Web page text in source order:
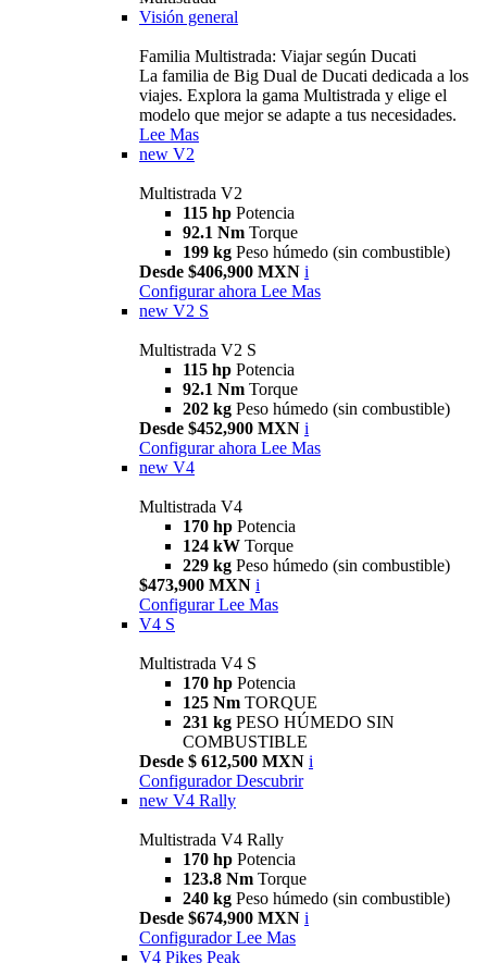
Visión general
Familia Multistrada: Viajar según Ducati
La familia de Big Dual de Ducati dedicada a los
viajes. Explora la gama Multistrada y elige el
modelo que mejor se adapte a tus necesidades.
Lee Mas
new V2
Multistrada V2
115 hp Potencia
92.1 Nm Torque
199 kg Peso húmedo (sin combustible)
Desde $406,900 MXN i
Configurar ahora Lee Mas
new V2 S
Multistrada V2 S
115 hp Potencia
92.1 Nm Torque
202 kg Peso húmedo (sin combustible)
Desde $452,900 MXN i
Configurar ahora Lee Mas
new V4
Multistrada V4
170 hp Potencia
124 kW Torque
229 kg Peso húmedo (sin combustible)
$473,900 MXN i
Configurar Lee Mas
V4 S
Multistrada V4 S
170 hp Potencia
125 Nm TORQUE
231 kg PESO HÚMEDO SIN
COMBUSTIBLE
Desde $ 612,500 MXN i
Configurador Descubrir
new V4 Rally
Multistrada V4 Rally
170 hp Potencia
123.8 Nm Torque
240 kg Peso húmedo (sin combustible)
Desde $674,900 MXN i
Configurador Lee Mas
V4 Pikes Peak